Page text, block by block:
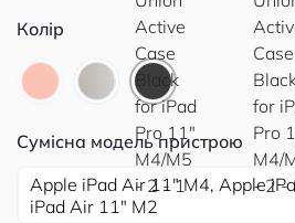
Колір
Сумісна модель пристрою
Apple iPad Air 11″ M4, Apple
iPad Air 11″ M2